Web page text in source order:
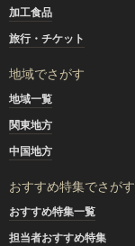
加工食品
旅行・チケット
地域でさがす
地域一覧
関東地方
中国地方
おすすめ特集でさがす
おすすめ特集一覧
担当者おすすめ特集